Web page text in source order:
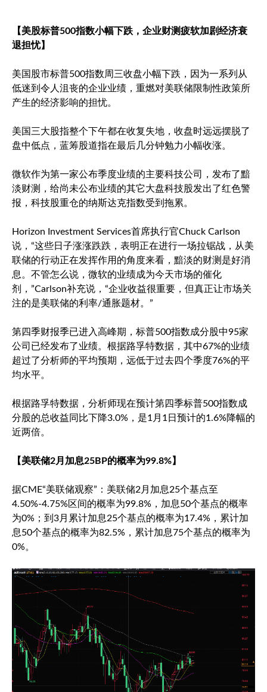
【美股标普500指数小幅下跌，企业财测疲软加剧经济衰
退担忧】
美国股市标普500指数周三收盘小幅下跌，因为一系列从
低迷到令人沮丧的企业业绩，重燃对美联储限制性政策所
产生的经济影响的担忧。
美国三大股指整个下午都在收复失地，收盘时远远摆脱了
盘中低点，蓝筹股道指在最后几分钟勉力小幅收涨。
微软作为第一家公布季度业绩的主要科技公司，发布了黯
淡财测，给尚未公布业绩的其它大盘科技股发出了红色警
报，科技股重仓的纳斯达克指数受到拖累。
Horizon Investment Services首席执行官Chuck Carlson
说，“这些日子涨涨跌跌，表明正在进行一场拉锯战，从美
联储的行动正在发挥作用的角度来看，黯淡的财测是好消
息。不管怎么说，微软的业绩成为今天市场的催化
剂，”Carlson补充说，“企业收益很重要，但真正让市场关
注的是美联储的利率/通胀题材。”
第四季财报季已进入高峰期， 标普500指数成分股中95家
公司已经发布了业绩。根据路孚特数据，其中67%的业绩
超过了分析师的平均预期，远低于过去四个季度76%的平
均水平。
根据路孚特数据，分析师现在预计第四季标普500指数成
分股的总收益同比下降3.0%，是1月1日预计的1.6%降幅的
近两倍。
【美联储2月加息25BP的概率为99.8%】
据CME“美联储观察”：美联储2月加息25个基点至
4.50%-4.75%区间的概率为99.8%，加息50个基点的概率
为0%；到3月累计加息25个基点的概率为17.4%，累计加
息50个基点的概率为82.5%，累计加息75个基点的概率为
0%。